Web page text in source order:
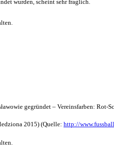
wurden, scheint sehr fraglich.
gegründet – Vereinsfarben: Rot-
2015) (Quelle: http://